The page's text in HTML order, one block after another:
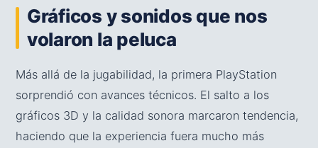
Gráficos y sonidos que nos
volaron la peluca
Más allá de la jugabilidad, la primera PlayStation
sorprendió con avances técnicos. El salto a los
gráficos 3D y la calidad sonora marcaron tendencia,
haciendo que la experiencia fuera mucho más